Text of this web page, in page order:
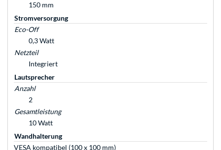
150 mm
Stromversorgung
Eco-Off
0,3 Watt
Netzteil
Integriert
Lautsprecher
Anzahl
2
Gesamtleistung
10 Watt
Wandhalterung
VESA kompatibel (100 x 100 mm)